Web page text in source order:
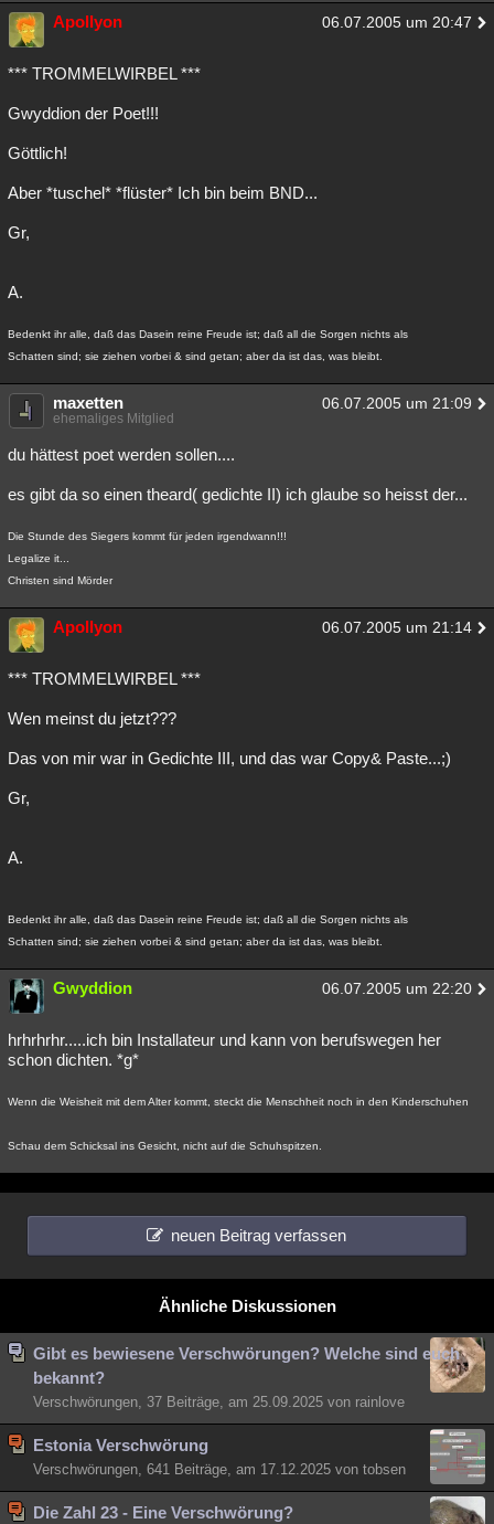
Apollyon 06.07.2005 um 20:47
*** TROMMELWIRBEL ***
Gwyddion der Poet!!!
Göttlich!
Aber *tuschel* *flüster* Ich bin beim BND...
Gr,
A.
Bedenkt ihr alle, daß das Dasein reine Freude ist; daß all die Sorgen nichts als
Schatten sind; sie ziehen vorbei & sind getan; aber da ist das, was bleibt.
maxetten 06.07.2005 um 21:09
ehemaliges Mitglied
du hättest poet werden sollen....
es gibt da so einen theard( gedichte II) ich glaube so heisst der...
Die Stunde des Siegers kommt für jeden irgendwann!!!
Legalize it...
Christen sind Mörder
Apollyon 06.07.2005 um 21:14
*** TROMMELWIRBEL ***
Wen meinst du jetzt???
Das von mir war in Gedichte III, und das war Copy& Paste...;)
Gr,
A.
Bedenkt ihr alle, daß das Dasein reine Freude ist; daß all die Sorgen nichts als
Schatten sind; sie ziehen vorbei & sind getan; aber da ist das, was bleibt.
Gwyddion 06.07.2005 um 22:20
hrhrhrhr.....ich bin Installateur und kann von berufswegen her
schon dichten. *g*
Wenn die Weisheit mit dem Alter kommt, steckt die Menschheit noch in den Kinderschuhen
Schau dem Schicksal ins Gesicht, nicht auf die Schuhspitzen.
neuen Beitrag verfassen
Ähnliche Diskussionen
Gibt es bewiesene Verschwörungen? Welche sind euch
bekannt?
Verschwörungen, 37 Beiträge, am 25.09.2025 von rainlove
Estonia Verschwörung
Verschwörungen, 641 Beiträge, am 17.12.2025 von tobsen
Die Zahl 23 - Eine Verschwörung?